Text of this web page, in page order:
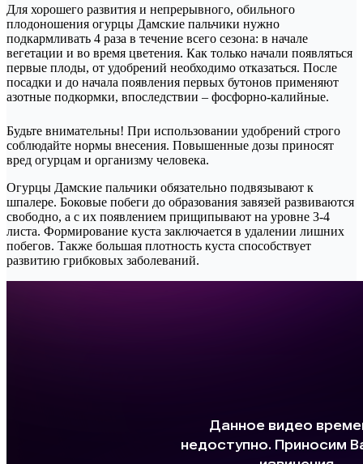
Для хорошего развития и непрерывного, обильного
плодоношения огурцы Дамские пальчики нужно
подкармливать 4 раза в течение всего сезона: в начале
вегетации и во время цветения. Как только начали появляться
первые плоды, от удобрений необходимо отказаться. После
посадки и до начала появления первых бутонов применяют
азотные подкормки, впоследствии – фосфорно-калийные.
Будьте внимательны! При использовании удобрений строго
соблюдайте нормы внесения. Повышенные дозы приносят
вред огурцам и организму человека.
Огурцы Дамские пальчики обязательно подвязывают к
шпалере. Боковые побеги до образования завязей развиваются
свободно, а с их появлением прищипывают на уровне 3-4
листа. Формирование куста заключается в удалении лишних
побегов. Также большая плотность куста способствует
развитию грибковых заболеваний.